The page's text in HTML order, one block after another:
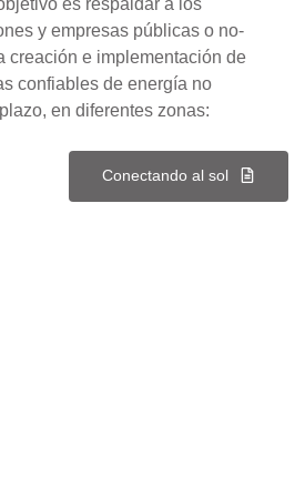
es respaldar a los
y empresas públicas o no-
creación e implementación de
confiables de energía no
en diferentes zonas:
Conectando al sol